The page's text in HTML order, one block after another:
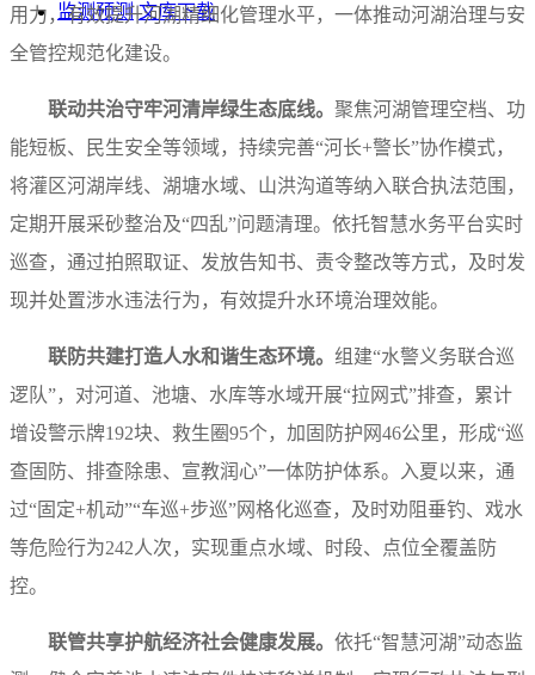
监测预测 文库下载
用力，有效提升河湖精细化管理水平，一体推动河湖治理与安
全管控规范化建设。
联动共治守牢河清岸绿生态底线。 聚焦河湖管理空档、功
能短板、民生安全等领域，持续完善“河长+警长”协作模式，
将灌区河湖岸线、湖塘水域、山洪沟道等纳入联合执法范围，
定期开展采砂整治及“四乱”问题清理。依托智慧水务平台实时
巡查，通过拍照取证、发放告知书、责令整改等方式，及时发
现并处置涉水违法行为，有效提升水环境治理效能。
联防共建打造人水和谐生态环境。 组建“水警义务联合巡
逻队”，对河道、池塘、水库等水域开展“拉网式”排查，累计
增设警示牌192块、救生圈95个，加固防护网46公里，形成“巡
查固防、排查除患、宣教润心”一体防护体系。入夏以来，通
过“固定+机动”“车巡+步巡”网格化巡查，及时劝阻垂钓、戏水
等危险行为242人次，实现重点水域、时段、点位全覆盖防
控。
联管共享护航经济社会健康发展。 依托“智慧河湖”动态监